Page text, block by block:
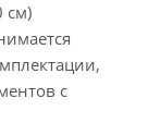
см)
с